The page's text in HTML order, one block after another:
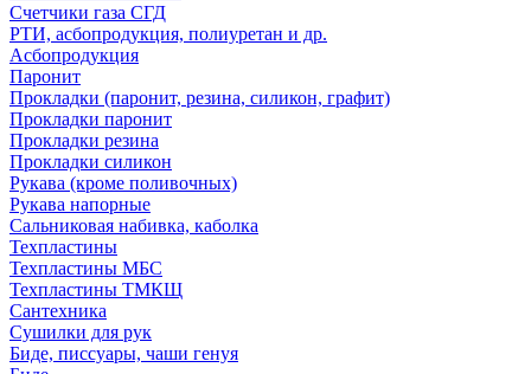
Счетчики газа СГД
РТИ, асбопродукция, полиуретан и др.
Асбопродукция
Паронит
Прокладки (паронит, резина, силикон, графит)
Прокладки паронит
Прокладки резина
Прокладки силикон
Рукава (кроме поливочных)
Рукава напорные
Сальниковая набивка, каболка
Техпластины
Техпластины МБС
Техпластины ТМКЩ
Сантехника
Сушилки для рук
Биде, писсуары, чаши генуя